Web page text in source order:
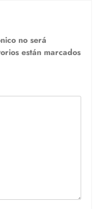
no será
están marcados